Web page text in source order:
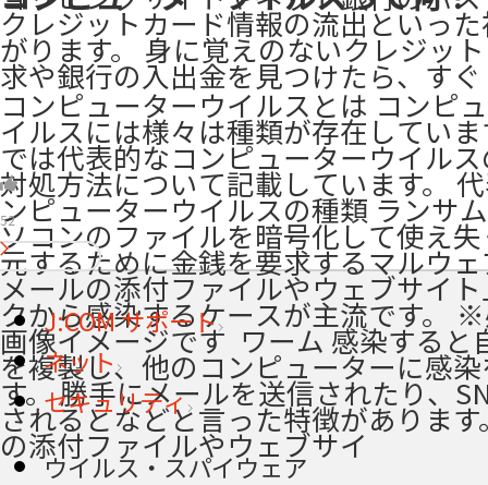
クレジットカード情報の流出といっ
がります。 身に覚えのないクレジッ
求や銀行の入出金を見つけたら、すぐ
コンピューターウイルスとは コンピ
イルスには様々は種類が存在してい
では代表的なコンピューターウイル
対処方法について記載しています。
ンピューターウイルスの種類 ランサ
ソコンのファイルを暗号化して使え
元するために金銭を要求するマルウ
メールの添付ファイルやウェブサイ
クから感染するケースが主流です。
画像イメージです ​ ワーム 感染すると
を複製し、他のコンピューターに感
す。 勝手にメールを送信されたり、
されるとなどと言った特徴がありま
の添付ファイルやウェブサイ
52
J:COM サポート
ネット
セキュリティ
ウイルス・スパイウェア